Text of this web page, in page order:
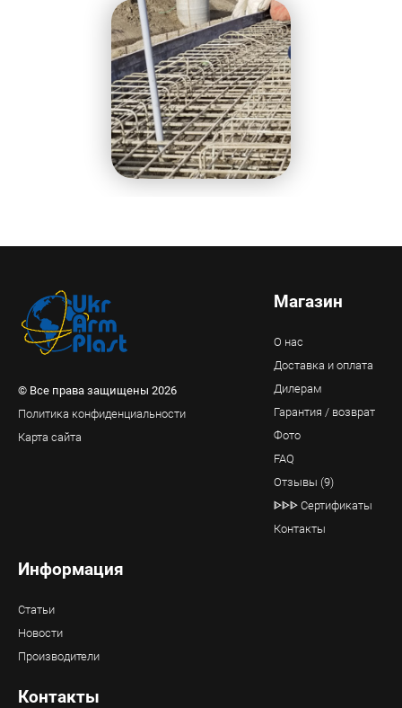
© Все права защищены 2026
Политика конфиденциальности
Карта сайта
Магазин
О нас
Доставка и оплата
Дилерам
Гарантия / возврат
Фото
FAQ
Отзывы (9)
ᐈᐈᐈ Сертификаты
Контакты
Информация
Статьи
Новости
Производители
Контакты